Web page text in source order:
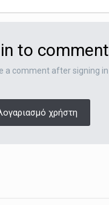
to comment
a comment after signing in
χρήστη